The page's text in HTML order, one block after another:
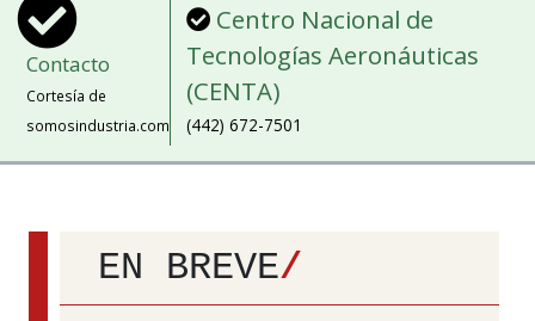
Contacto
Cortesía de
somosindustria.com
Centro Nacional de
Tecnologías Aeronáuticas
(CENTA)
(442) 672-7501
EN BREVE/